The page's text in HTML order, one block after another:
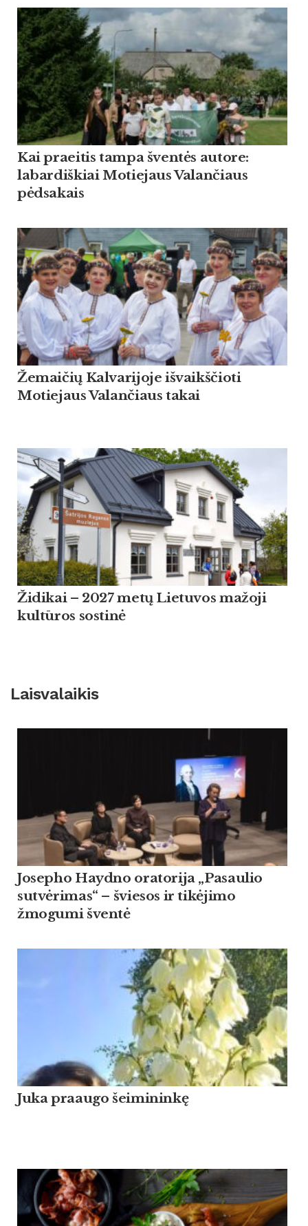
Kai praeitis tampa šventės autore:
labardiškiai Motiejaus Valančiaus
pėdsakais
Žemaičių Kalvarijoje išvaikščioti
Motiejaus Valančiaus takai
Židikai – 2027 metų Lietuvos mažoji
kultūros sostinė
Laisvalaikis
Josepho Haydno oratorija „Pasaulio
sutvėrimas“ – šviesos ir tikėjimo
žmogumi šventė
Ju­ka praau­go šei­mi­ninkę